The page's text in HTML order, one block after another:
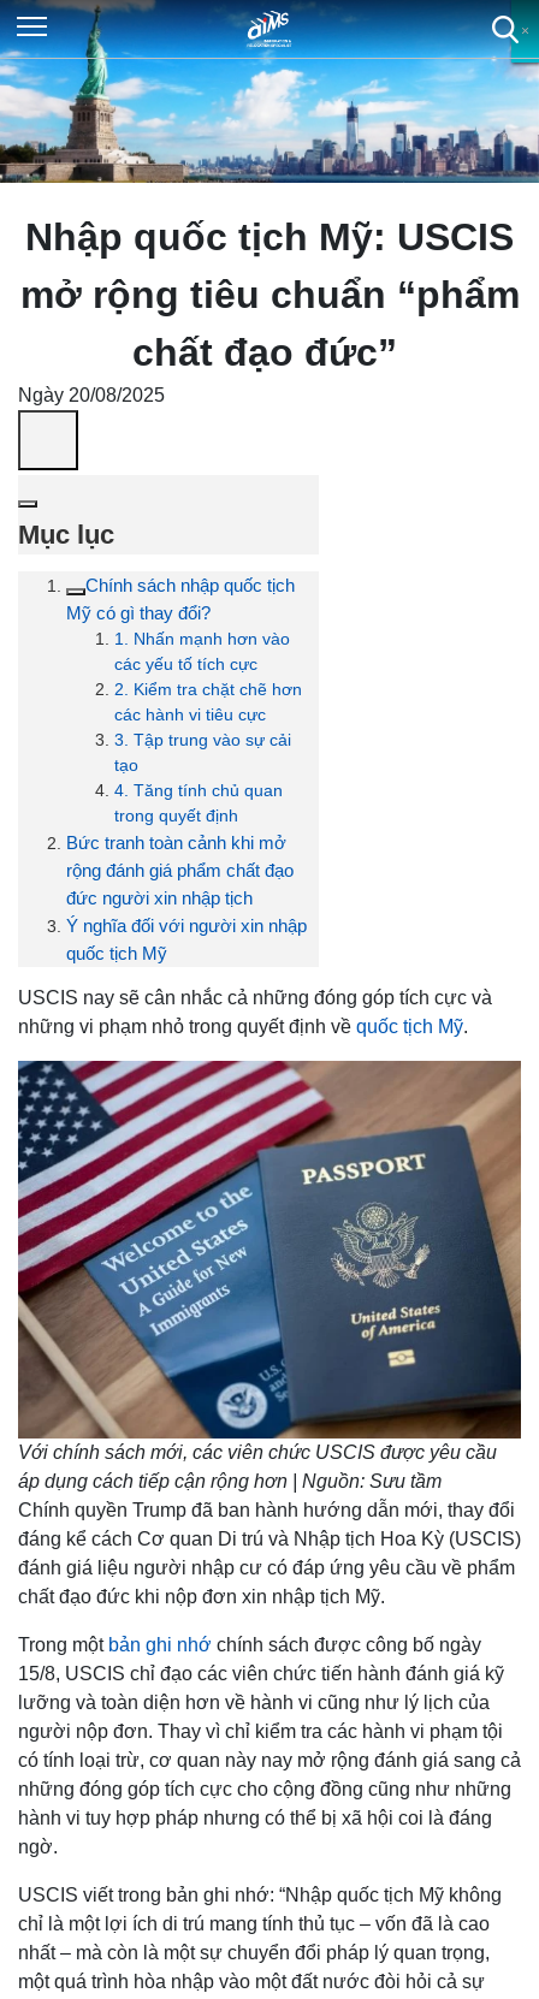
Nhập quốc tịch Mỹ: USCIS
mở rộng tiêu chuẩn “phẩm
chất đạo đức”
Ngày 20/08/2025
Mục lục
Chính sách nhập quốc tịch
Mỹ có gì thay đổi?
1. Nhấn mạnh hơn vào
các yếu tố tích cực
2. Kiểm tra chặt chẽ hơn
các hành vi tiêu cực
3. Tập trung vào sự cải
tạo
4. Tăng tính chủ quan
trong quyết định
Bức tranh toàn cảnh khi mở
rộng đánh giá phẩm chất đạo
đức người xin nhập tịch
Ý nghĩa đối với người xin nhập
quốc tịch Mỹ
USCIS nay sẽ cân nhắc cả những đóng góp tích cực và
những vi phạm nhỏ trong quyết định về quốc tịch Mỹ.
Với chính sách mới, các viên chức USCIS được yêu cầu
áp dụng cách tiếp cận rộng hơn | Nguồn: Sưu tầm
Chính quyền Trump đã ban hành hướng dẫn mới, thay đổi
đáng kể cách Cơ quan Di trú và Nhập tịch Hoa Kỳ (USCIS)
đánh giá liệu người nhập cư có đáp ứng yêu cầu về phẩm
chất đạo đức khi nộp đơn xin nhập tịch Mỹ.
Trong một bản ghi nhớ chính sách được công bố ngày
15/8, USCIS chỉ đạo các viên chức tiến hành đánh giá kỹ
lưỡng và toàn diện hơn về hành vi cũng như lý lịch của
người nộp đơn. Thay vì chỉ kiểm tra các hành vi phạm tội
có tính loại trừ, cơ quan này nay mở rộng đánh giá sang cả
những đóng góp tích cực cho cộng đồng cũng như những
hành vi tuy hợp pháp nhưng có thể bị xã hội coi là đáng
ngờ.
USCIS viết trong bản ghi nhớ: “Nhập quốc tịch Mỹ không
chỉ là một lợi ích di trú mang tính thủ tục – vốn đã là cao
nhất – mà còn là một sự chuyển đổi pháp lý quan trọng,
một quá trình hòa nhập vào một đất nước đòi hỏi cả sự
×
×
×
×